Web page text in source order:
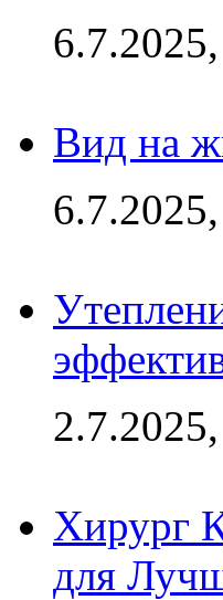
Вид на
Хирург
для